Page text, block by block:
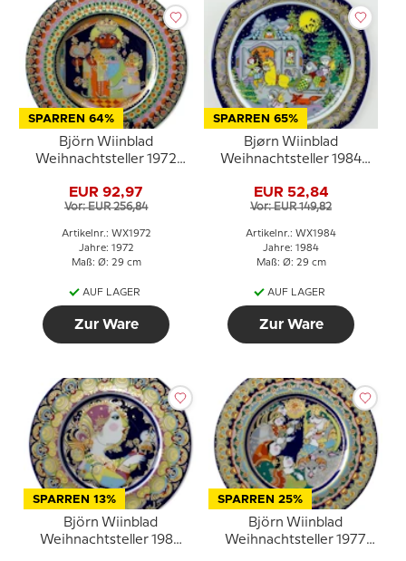
SPARREN 64%
Björn Wiinblad
Weihnachtsteller 1972
EUR 92,97
Vor: EUR 256,84
Artikelnr.: WX1972
Jahre: 1972
Maß: Ø: 29 cm
AUF LAGER
Zur Ware
SPARREN 65%
Bjørn Wiinblad
Weihnachtsteller 1984
EUR 52,84
Vor: EUR 149,82
Artikelnr.: WX1984
Jahre: 1984
Maß: Ø: 29 cm
AUF LAGER
Zur Ware
SPARREN 13%
Björn Wiinblad
Weihnachtsteller 1980
SPARREN 25%
Björn Wiinblad
Weihnachtsteller 1977